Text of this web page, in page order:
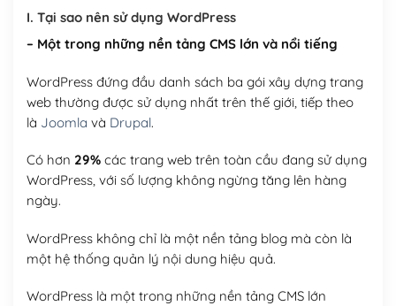
Hosting 8GB SSD (1 năm) (+950,000₫)
I. Tại sao nên sử dụng WordPress
– Một trong những nền tảng CMS lớn và nổi tiếng
WordPress đứng đầu danh sách ba gói xây dựng trang
web thường được sử dụng nhất trên thế giới, tiếp theo
là Joomla và Drupal.
Có hơn 29%các trang web trên toàn cầu đang sử dụng
WordPress, với số lượng không ngừng tăng lên hàng
ngày.
WordPress không chỉ là một nền tảng blog mà còn là
một hệ thống quản lý nội dung hiệu quả.
WordPress là một trong những nền tảng CMS lớn